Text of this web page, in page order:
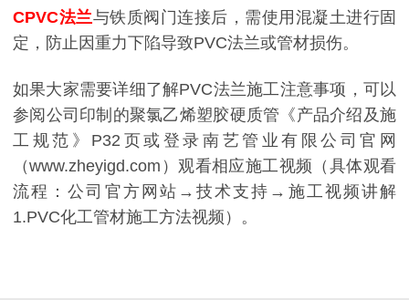
CPVC法兰与铁质阀门连接后，需使用混凝土进行固
定，防止因重力下陷导致PVC法兰或管材损伤。
如果大家需要详细了解PVC法兰施工注意事项，可以
参阅公司印制的聚氯乙烯塑胶硬质管《产品介绍及施
工规范》P32页或登录南艺管业有限公司官网
（www.zheyigd.com）观看相应施工视频（具体观看
流程：公司官方网站→技术支持→施工视频讲解
1.PVC化工管材施工方法视频）。